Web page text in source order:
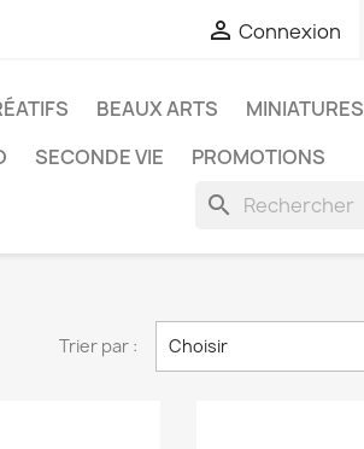
 Connexion
BEAUX ARTS MINIATURES
SECONDE VIE PROMOTIONS
search
Trier par : Choisir